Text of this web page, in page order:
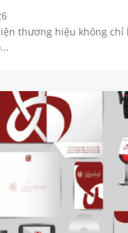
thương hiệu không chỉ